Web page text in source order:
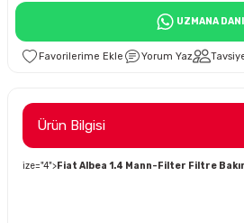
UZMANA
Yorum Yaz
Ürün Bilgisi
ize="4">Fiat Albea 1.4 Mann-Filter Filtre